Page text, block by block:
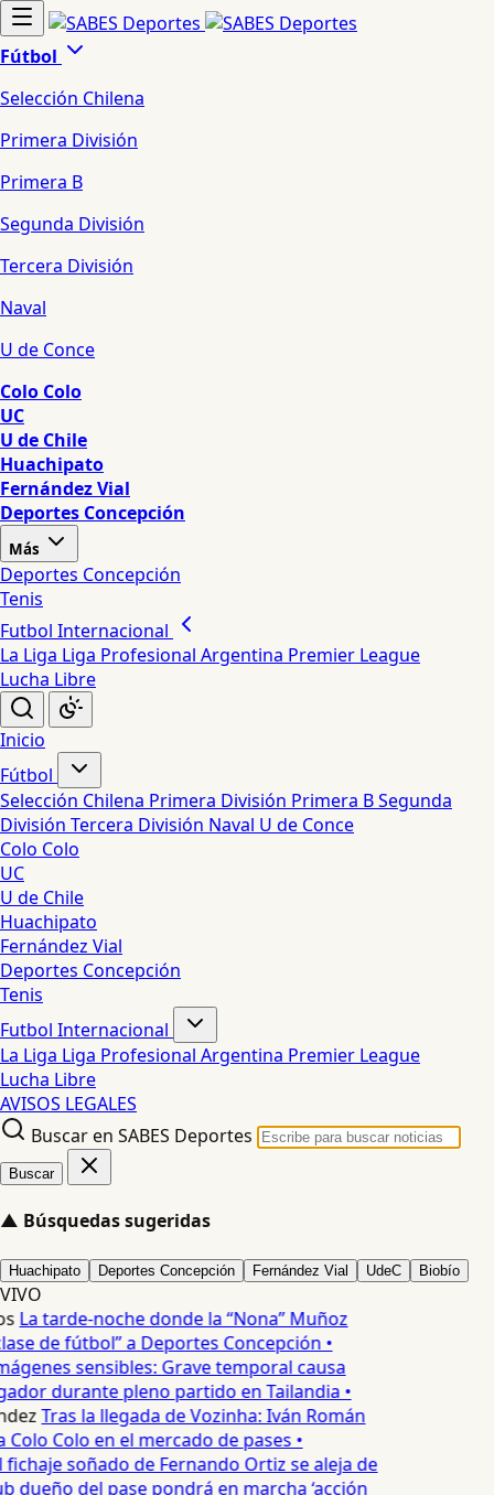
Fútbol
Selección Chilena
Primera División
Primera B
Segunda División
Tercera División
Naval
U de Conce
Colo Colo
UC
U de Chile
Huachipato
Fernández Vial
Deportes Concepción
Más
Deportes Concepción
Tenis
Futbol Internacional
La Liga Liga Profesional Argentina Premier League
Lucha Libre
Inicio
Fútbol
Selección Chilena Primera División Primera BSegunda
División Tercera División Naval U de Conce
Colo Colo
UC
U de Chile
Huachipato
Fernández Vial
Deportes Concepción
Tenis
Futbol Internacional
La Liga Liga Profesional Argentina Premier League
Lucha Libre
AVISOS LEGALES
Buscar en SABES Deportes
Buscar
▲ Búsquedas sugeridas
Huachipato Deportes Concepción Fernández Vial UdeC Biobío
VIVO
La tarde-noche donde la “Nona” Muñoz
de fútbol” a Deportes Concepción •
sensibles: Grave temporal causa
durante pleno partido en Tailandia •
Tras la llegada de Vozinha: Iván Román
Colo en el mercado de pases •
fichaje soñado de Fernando Ortiz se aleja de
dueño del pase pondrá en marcha ‘acción